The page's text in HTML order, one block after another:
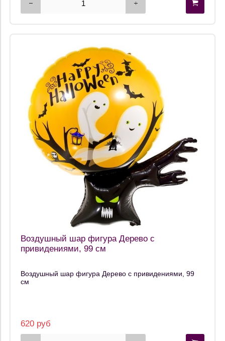
Воздушный шар фигура Дерево с
привидениями, 99 см
Воздушный шар фигура Дерево с привидениями, 99
см
620 руб